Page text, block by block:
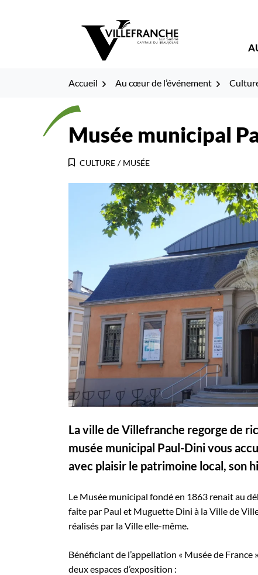
Accueil Au cœur de l’événement
Musée municipal
CULTURE / MUSÉE
La ville de Villefranche regorge de
musée municipal Paul-Dini vous
avec plaisir le patrimoine local, son
Le Musée municipal fondé en 1863 renait au
faite par Paul et Muguette Dini à la Ville de
réalisés par la Ville elle-même.
Bénéficiant de l’appellation « Musée de
deux espaces d’exposition :